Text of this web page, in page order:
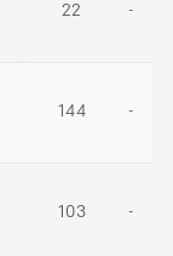
22 -
144 -
103 -